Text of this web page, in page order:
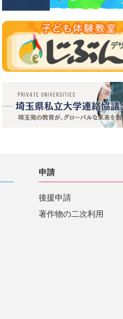
申請
後援申請
著作物の二次利用